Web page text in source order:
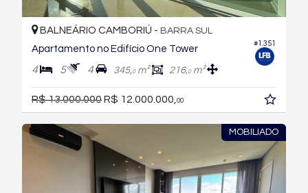
#1.351
BALNEÁRIO CAMBORIÚ - BARRA SUL
Apartamento no Edifício One Tower
4 5 4 345,0m² 216,0m²
R$ 13.000.000R$ 12.000.000, 00
MOBILIADO